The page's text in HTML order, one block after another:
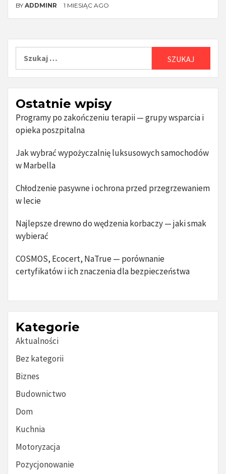
BY ADDMINR 1 MIESIĄC AGO
Ostatnie wpisy
Programy po zakończeniu terapii — grupy wsparcia i
opieka poszpitalna
Jak wybrać wypożyczalnię luksusowych samochodów
w Marbella
Chłodzenie pasywne i ochrona przed przegrzewaniem
w lecie
Najlepsze drewno do wędzenia korbaczy — jaki smak
wybierać
COSMOS, Ecocert, NaTrue — porównanie
certyfikatów i ich znaczenia dla bezpieczeństwa
Kategorie
Aktualności
Bez kategorii
Biznes
Budownictwo
Dom
Kuchnia
Motoryzacja
Pozycjonowanie